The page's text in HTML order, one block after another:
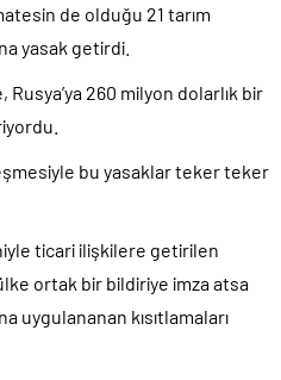
de olduğu 21 tarım
yasak getirdi.
260 milyon dolarlık bir
bu yasaklar teker teker
ticari ilişkilere getirilen
ortak bir bildiriye imza atsa
uygulananan kısıtlamaları